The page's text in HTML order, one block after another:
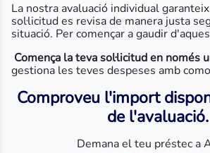
La nostra avaluació individual
sol·licitud es revisa de manera justa
situació. Per començar a gaudir
Comença la teva sol·licitud en només
gestiona les teves despeses amb
Comproveu l'import
de l'avaluació.
Demana el teu préstec a